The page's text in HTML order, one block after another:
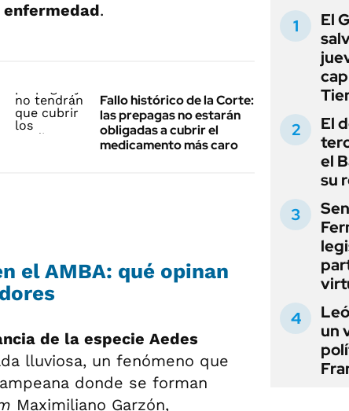
.
Fallo histórico de la Corte:
las prepagas no estarán
obligadas a cubrir el
medicamento más caro
el AMBA: qué opinan
de la especie Aedes
lluviosa, un fenómeno que
donde se forman
Maximiliano Garzón,
El
El
el
su
un